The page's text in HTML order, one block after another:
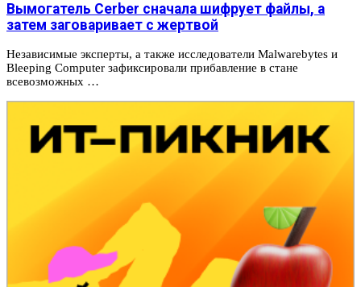
Вымогатель Cerber сначала шифрует файлы, а
затем заговаривает с жертвой
Независимые эксперты, а также исследователи Malwarebytes и
Bleeping Computer зафиксировали прибавление в стане
всевозможных …